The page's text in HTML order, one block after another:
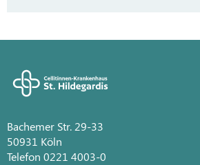
Bachemer Str. 29-33
50931 Köln
Telefon 0221 4003-0